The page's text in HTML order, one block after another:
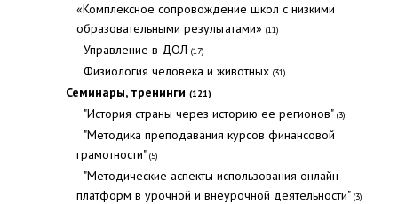
«Комплексное сопровождение школ с низкими
образовательными результатами» (11)
Управление в ДОЛ (17)
Физиология человека и животных (31)
Семинары, тренинги (121)
"История страны через историю ее регионов" (3)
"Методика преподавания курсов финансовой
грамотности" (5)
"Методические аспекты использования онлайн-
платформ в урочной и внеурочной деятельности" (3)